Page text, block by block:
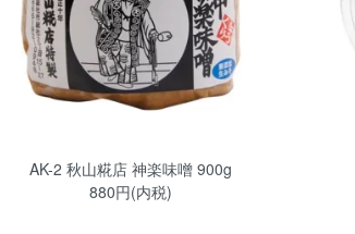
AK-2 秋山糀店 神楽味噌 900g
880円(内税)